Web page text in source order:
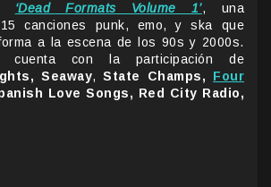
‘Dead Formats Volume 1’, una
canciones punk, emo, y ska que
a la escena de los 90s y 2000s.
cuenta con la participación de
Seaway,State Champs, Four
Love Songs, Red City Radio,